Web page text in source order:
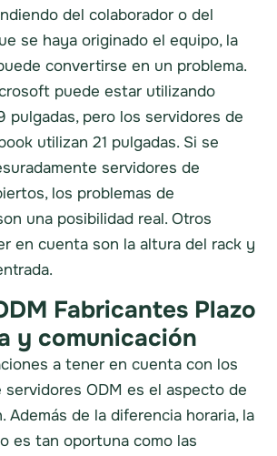
del colaborador o del
se haya originado el equipo, la
convertirse en un problema.
puede estar utilizando
pulgadas, pero los servidores de
utilizan 21 pulgadas. Si se
servidores de
los problemas de
una posibilidad real. Otros
en cuenta son la altura del rack y
Fabricantes Plazo
y comunicación
a tener en cuenta con los
servidores ODM es el aspecto de
Además de la diferencia horaria, la
es tan oportuna como las